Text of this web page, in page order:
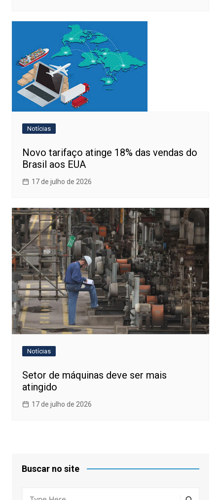
Notícias
Novo tarifaço atinge 18% das vendas do
Brasil aos EUA
17 de julho de 2026
Notícias
Setor de máquinas deve ser mais
atingido
17 de julho de 2026
Buscar no site